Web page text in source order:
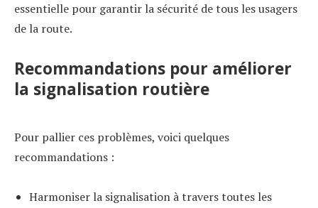
essentielle pour garantir la sécurité de tous les usagers
de la route.
Recommandations pour améliorer
la signalisation routière
Pour pallier ces problèmes, voici quelques
recommandations :
Harmoniser la signalisation à travers toutes les